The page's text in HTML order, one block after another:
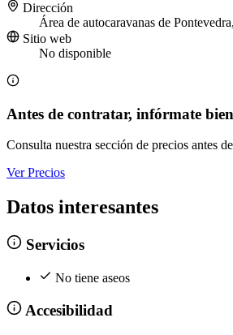
Dirección
Área de autocaravanas de
Sitio web
No disponible
Antes de contratar, infórmate bien
Consulta nuestra sección de precios antes
Ver Precios
Datos interesantes
Servicios
No tiene aseos
Accesibilidad